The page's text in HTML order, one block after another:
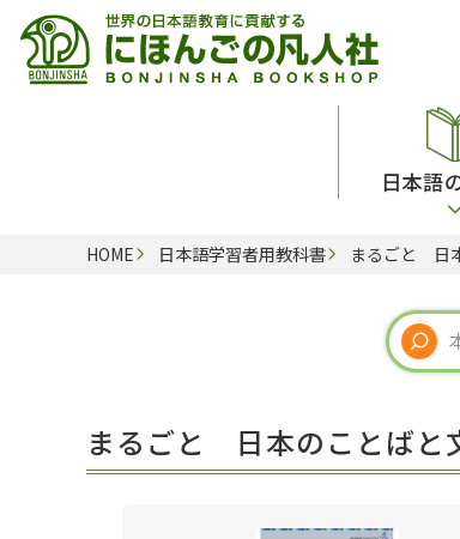
日本語
留学生向け専門分野
練習問題
カード・ゲーム・
ドイツ語辞典
語学・文法辞典
多言語社会・言語
HOME 日本語学習者用教科書 まるごと 日
まるごと 日本のことば